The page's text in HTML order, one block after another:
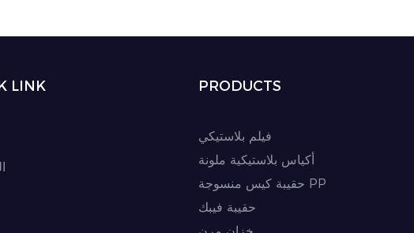
LINK PRODUCTS
فيلم بلاستيكي
أكياس بلاستيكية ملونة
حقيبة كيس منسوجة PP
حقيبة فيبك